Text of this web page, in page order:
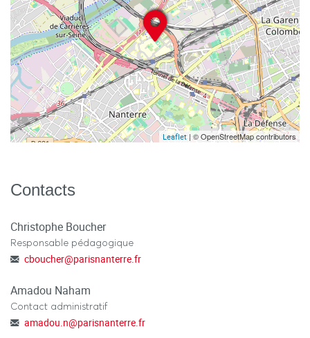
Leaflet | © OpenStreetMap contributors
Contacts
Christophe Boucher
Responsable pédagogique
cboucher@parisnanterre.fr
Amadou Naham
Contact administratif
amadou.n@parisnanterre.fr